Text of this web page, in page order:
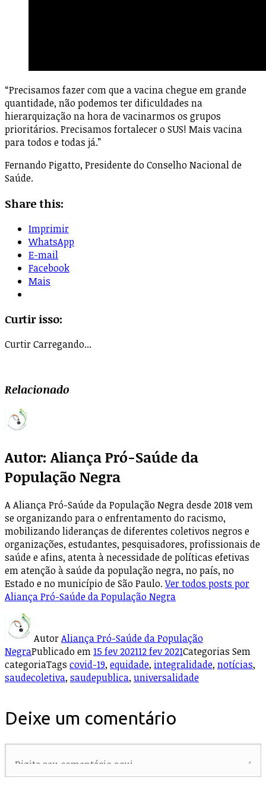
“Precisamos fazer com que a vacina chegue em grande
quantidade, não podemos ter dificuldades na
hierarquização na hora de vacinarmos os grupos
prioritários. Precisamos fortalecer o SUS! Mais vacina
para todos e todas já.”
Fernando Pigatto, Presidente do Conselho Nacional de
Saúde.
Share this:
Imprimir
WhatsApp
E-mail
Facebook
Mais
Curtir isso:
CurtirCarregando...
Relacionado
Autor: Aliança Pró-Saúde da
População Negra
A Aliança Pró-Saúde da População Negra desde 2018 vem
se organizando para o enfrentamento do racismo,
mobilizando lideranças de diferentes coletivos negros e
organizações, estudantes, pesquisadores, profissionais de
saúde e afins, atenta à necessidade de políticas efetivas
em atenção à saúde da população negra, no país, no
Estado e no município de São Paulo.Ver todos posts por
Aliança Pró-Saúde da População Negra
AutorAliança Pró-Saúde da População
NegraPublicado em15 fev 202112 fev 2021Categorias Sem
categoriaTags covid-19, equidade, integralidade, notícias,
saudecoletiva, saudepublica, universalidade
Deixe um comentário